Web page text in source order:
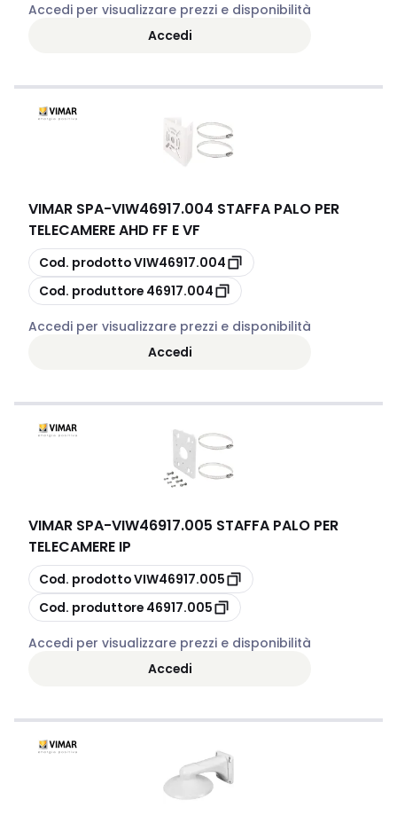
Accedi per visualizzare prezzi e disponibilità
Accedi
VIMAR SPA-VIW46917.004 STAFFA PALO PER
TELECAMERE AHD FF E VF
copia
Cod. prodottoVIW46917.004
copia
Cod. produttore 46917.004
Accedi per visualizzare prezzi e disponibilità
Accedi
VIMAR SPA-VIW46917.005 STAFFA PALO PER
TELECAMERE IP
copia
Cod. prodottoVIW46917.005
copia
Cod. produttore 46917.005
Accedi per visualizzare prezzi e disponibilità
Accedi